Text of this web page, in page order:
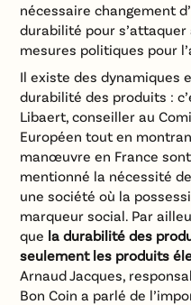
nécessaire changement
durabilité pour
mesures politiques pour
Il existe des dynamiques
durabilité des produits :
Libaert, conseiller au
Européen tout en
manœuvre en France
mentionné la nécessité
une société où la
marqueur social. Par
que la durabilité des
seulement les produits
Arnaud Jacques,
Bon Coin a parlé de